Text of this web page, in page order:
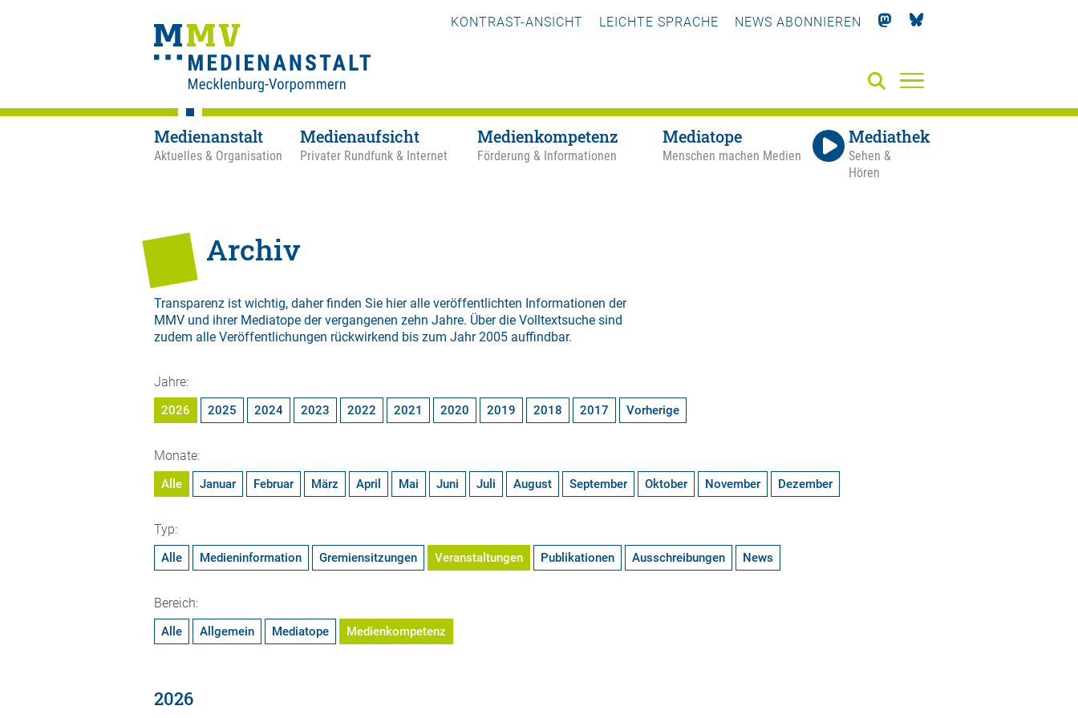
KONTRAST-ANSICHT LEICHTE SPRACHE NEWS ABONNIEREN
Medienanstalt
Aktuelles & Organisation
Medienaufsicht
Privater Rundfunk & Internet
Medienkompetenz
Förderung & Informationen
Mediatope
Menschen machen Medien
Mediathek
Sehen &
Hören
Archiv
Transparenz ist wichtig, daher finden Sie hier alle veröffentlichten Informationen der
MMV und ihrer Mediatope der vergangenen zehn Jahre. Über die Volltextsuche sind
zudem alle Veröffentlichungen rückwirkend bis zum Jahr 2005 auffindbar.
Jahre:
2026 2025 2024 2023 2022 2021 2020 2019 2018 2017 Vorherige
Monate:
Alle Januar Februar März April Mai Juni Juli August September Oktober November Dezember
Typ:
Alle Medieninformation Gremiensitzungen Veranstaltungen Publikationen Ausschreibungen News
Bereich:
Alle Allgemein Mediatope Medienkompetenz
2026